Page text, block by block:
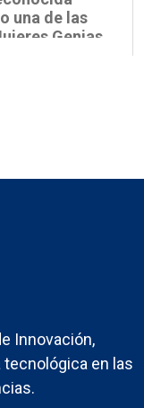
una de las
Genias
Innovación,
en las